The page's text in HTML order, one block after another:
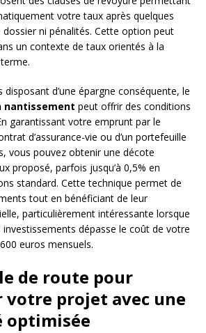
votre taux après quelques
dossier ni pénalités. Cette option peut
un contexte de taux orientés à la
d’une épargne conséquente, le
nantissement peut offrir des conditions
garantissant votre emprunt par le
d’assurance-vie ou d’un portefeuille
vous pouvez obtenir une décote
proposé, parfois jusqu’à 0,5% en
standard. Cette technique permet de
tout en bénéficiant de leur
particulièrement intéressante lorsque
dépasse le coût de votre
euros mensuels.
de route pour
votre projet avec une
optimisée